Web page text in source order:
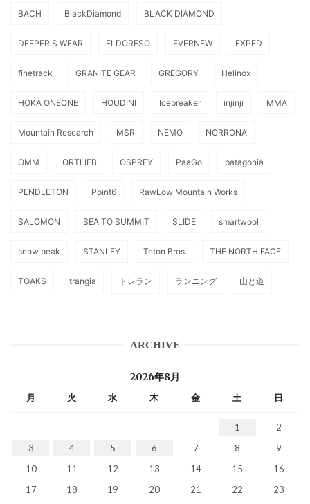
BACH BlackDiamond BLACK DIAMOND
DEEPER'S WEAR ELDORESO EVERNEW EXPED
finetrack GRANITE GEAR GREGORY Helinox
HOKA ONEONE HOUDINI Icebreaker injinji MMA
Mountain Research MSR NEMO NORRONA
OMM ORTLIEB OSPREY PaaGo patagonia
PENDLETON Point6 RawLow Mountain Works
SALOMON SEA TO SUMMIT SLIDE smartwool
snow peak STANLEY Teton Bros. THE NORTH FACE
TOAKS trangia トレラン ランニング 山と道
ARCHIVE
2026年8月
月 火 水 木 金 土 日
1
2
3
4 5 6 7 8
9
10
11 12 13 14 15
16
17
18 19 20 21 22
23